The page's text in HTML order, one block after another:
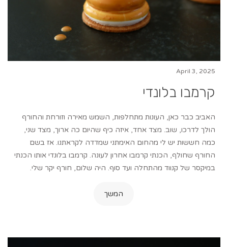
April 3, 2025
קרמבו בלונדי
האביב כבר כאן, העונות מתחלפות, השמש מאירה וזורחת והחורף
הולך לדרכו, שוב. מצד אחד, איזה כיף שהיום כה ארוך, מצד שני,
כמה חששות יש לי מהחום האימתני שמדדה לקראתנו. אז בשם
החורף שחולף, הכנתי קרמבו אחרון לעונה. קרמבו בלונדי אותו הכנתי
במיקסר של קנווד מהתחלה ועד סוף. היה שלום, חורף יקר שלי.
המשך